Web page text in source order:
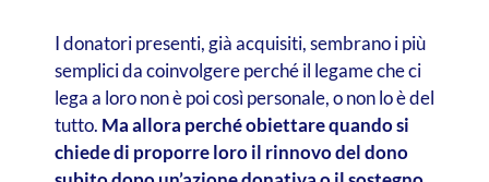
I donatori presenti, già acquisiti, sembrano i più
semplici da coinvolgere perché il legame che ci
lega a loro non è poi così personale, o non lo è del
tutto. Ma allora perché obiettare quando si
chiede di proporre loro il rinnovo del dono